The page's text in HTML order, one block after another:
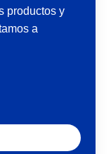
productos y
a